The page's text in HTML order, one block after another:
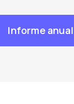
Informe anual